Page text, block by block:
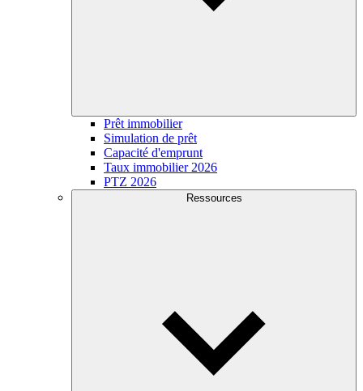
Prêt immobilier
Simulation de prêt
Capacité d'emprunt
Taux immobilier 2026
PTZ 2026
Ressources